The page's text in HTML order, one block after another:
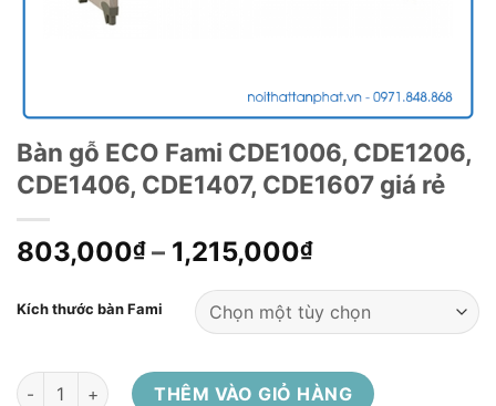
Bàn gỗ ECO Fami CDE1006, CDE1206,
CDE1406, CDE1407, CDE1607 giá rẻ
803,000₫– 1,215,000₫
Kích thước bàn Fami
Bàn gỗ ECO Fami CDE1006, CDE1206, CDE1406, CDE1407,
THÊM VÀO GIỎ HÀNG